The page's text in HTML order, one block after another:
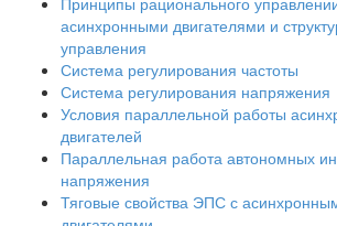
асинхронными двигателями и
управления
Система регулирования частоты
Система регулирования напряжения
Условия параллельной работы
двигателей
Параллельная работа автономных
напряжения
Тяговые свойства ЭПС с